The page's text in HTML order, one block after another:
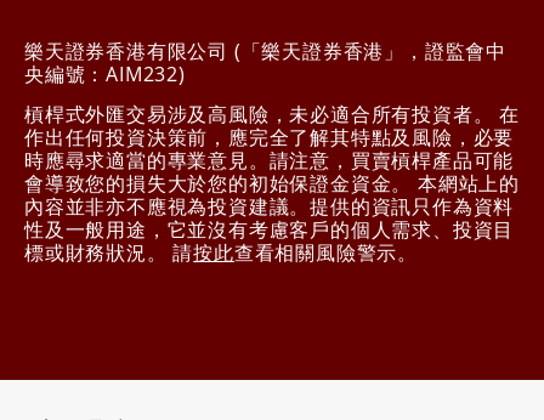
樂天證券香港有限公司 (「樂天證券香港」，證監會中
央編號：AIM232)
槓桿式外匯交易涉及高風險，未必適合所有投資者。 在
作出任何投資決策前，應完全了解其特點及風險，必要
時應尋求適當的專業意見。請注意，買賣槓桿產品可能
會導致您的損失大於您的初始保證金資金。 本網站上的
內容並非亦不應視為投資建議。提供的資訊只作為資料
性及一般用途，它並沒有考慮客戶的個人需求、投資目
標或財務狀況。 請按此查看相關風險警示。